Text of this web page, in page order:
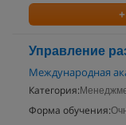
Управление
Международная
Категория:
Форма обучения: